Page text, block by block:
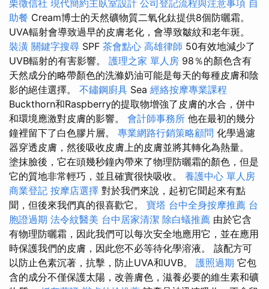
栗徵信社 現代簡約主臥室設計 公司登記流程與注意事項 自
助餐 Cream博士的天然礦物質二氧化鈦提供8個防曬霜。
UVA輻射會導致過早的皮膚老化，會導致皺紋和老年斑。
裝潢 關鍵字搜尋 SPF 茶會點心 高雄律師 50有效地減少了
UVB輻射的有害影響。 護理之家 單人房 98％的顏色含有
天然成分的略帶顏色的洗滌奶油可能是每天的每種皮膚和陰
影的絕佳選擇。 不鏽鋼廚具 Sea 經絡按摩專業課程
Buckthorn和Raspberry的提取物增強了皮膚的水合，併中
和環境應激對皮膚的影響。 會計師事務所 他在最初的幾分
鐘裡留下了白色膠片層。 專業網路行銷策略顧問 化學過濾
器穿透皮膚，然後吸收皮膚上的皮膚並將其轉化為熱量。
塗抹臉後，它在頭幾秒鐘內帶來了物理防曬霜的顏色，但是
它的質地非常輕巧，並且確實很快吸收。 養護中心 單人房
商業登記 按摩店選擇 對於我們來說，起初它聞起來有點
聞，但後來我們真的很喜歡它。 寶塔 台中全身按摩推薦 台
胞證過期 法令紋醫美 台中居家清潔 除白蟻推薦 由於它含
有物理防曬霜，因此我們可以每次安全地應用它，並在應用
時保護我們的皮膚，因此您不必等待化學溶液。 該配方可
以防止色素沉著，抗擊，防止UVA和UVB。 護照過期 它包
含的成分不僅保護太陽，改善膚色，滋養必要的維生素和礦